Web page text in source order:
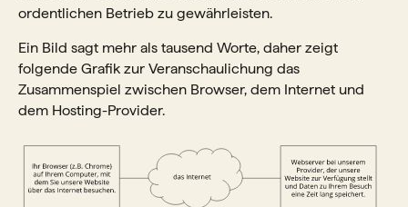
ordentlichen Betrieb zu gewährleisten.
Ein Bild sagt mehr als tausend Worte, daher zeigt
folgende Grafik zur Veranschaulichung das
Zusammenspiel zwischen Browser, dem Internet und
dem Hosting-Provider.